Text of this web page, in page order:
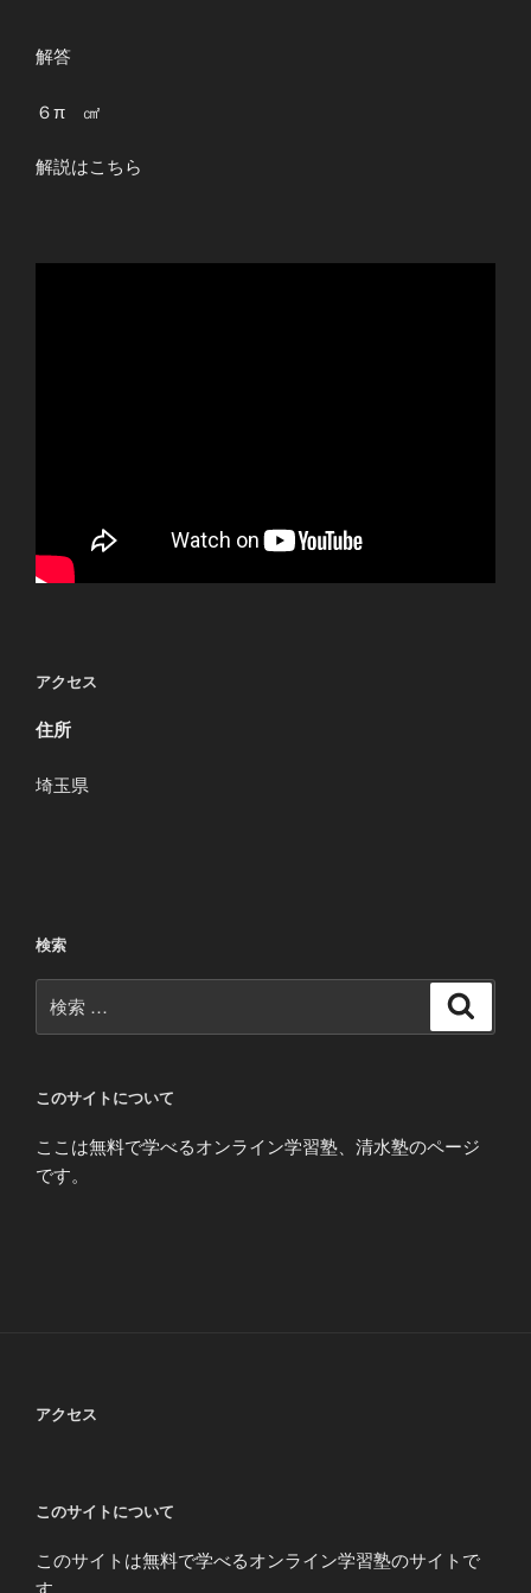
解答
６π ㎠
解説はこちら
アクセス
住所
埼玉県
検索
索:
このサイトについて
ここは無料で学べるオンライン学習塾、清水塾のページ
です。
アクセス
このサイトについて
このサイトは無料で学べるオンライン学習塾のサイトで
す。